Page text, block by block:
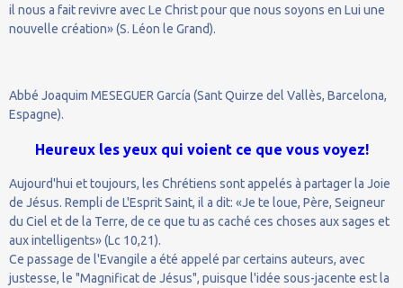
il nous a fait revivre avec Le Christ pour que nous soyons en Lui une
nouvelle création» (S. Léon le Grand).
Abbé Joaquim MESEGUER García (Sant Quirze del Vallès, Barcelona,
Espagne).
Heureux les yeux qui voient ce que vous voyez!
Aujourd'hui et toujours, les Chrétiens sont appelés à partager la Joie
de Jésus. Rempli de L'Esprit Saint, il a dit: «Je te loue, Père, Seigneur
du Ciel et de la Terre, de ce que tu as caché ces choses aux sages et
aux intelligents» (Lc 10,21).
Ce passage de l'Evangile a été appelé par certains auteurs, avec
justesse, le "Magnificat de Jésus", puisque l'idée sous-jacente est la